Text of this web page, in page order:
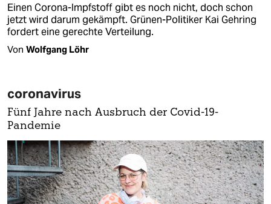
Einen Corona-Impfstoff gibt es noch nicht, doch schon
jetzt wird darum gekämpft. Grünen-Politiker Kai Gehring
fordert eine gerechte Verteilung.
Von Wolfgang Löhr
coronavirus
Fünf Jahre nach Ausbruch der Covid-19-
Pandemie